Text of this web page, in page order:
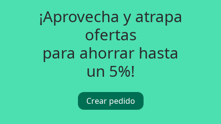
¡Aprovecha y atrapa
ofertas
para ahorrar hasta
un 5%!
Crear pedido